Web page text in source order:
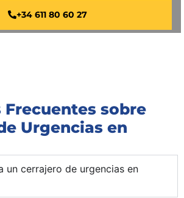
+34 611 80 60 27
Frecuentes sobre
Urgencias en
un cerrajero de urgencias en